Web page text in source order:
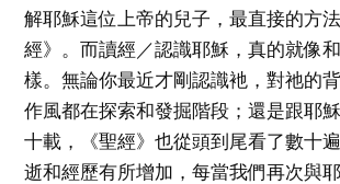
解耶穌這位上帝的兒子，最直接的方
經》。而讀經／認識耶穌，真的就像
樣。無論你最近才剛認識衪，對祂的
作風都在探索和發掘階段；還是跟耶
十載，《聖經》也從頭到尾看了數十
逝和經歷有所增加，每當我們再次與